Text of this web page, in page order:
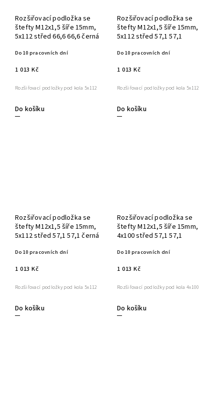
Rozšiřovací podložka se
štefty M12x1,5 šíře 15mm,
5x112 střed 66,6 66,6 černá
Do 10 pracovních dní
1 013 Kč
Do košíku
Rozšiřovací podložky pod kola 5x112
Rozšiřovací podložka se
štefty M12x1,5 šíře 15mm,
5x112 střed 57,1 57,1
Do 10 pracovních dní
1 013 Kč
Do košíku
Rozšiřovací podložky pod kola 5x112
Rozšiřovací podložka se
štefty M12x1,5 šíře 15mm,
5x112 střed 57,1 57,1 černá
Do 10 pracovních dní
1 013 Kč
Do košíku
Rozšiřovací podložky pod kola 5x112
Rozšiřovací podložka se
štefty M12x1,5 šíře 15mm,
4x100 střed 57,1 57,1
Do 10 pracovních dní
1 013 Kč
Do košíku
Rozšiřovací podložky pod kola 4x100